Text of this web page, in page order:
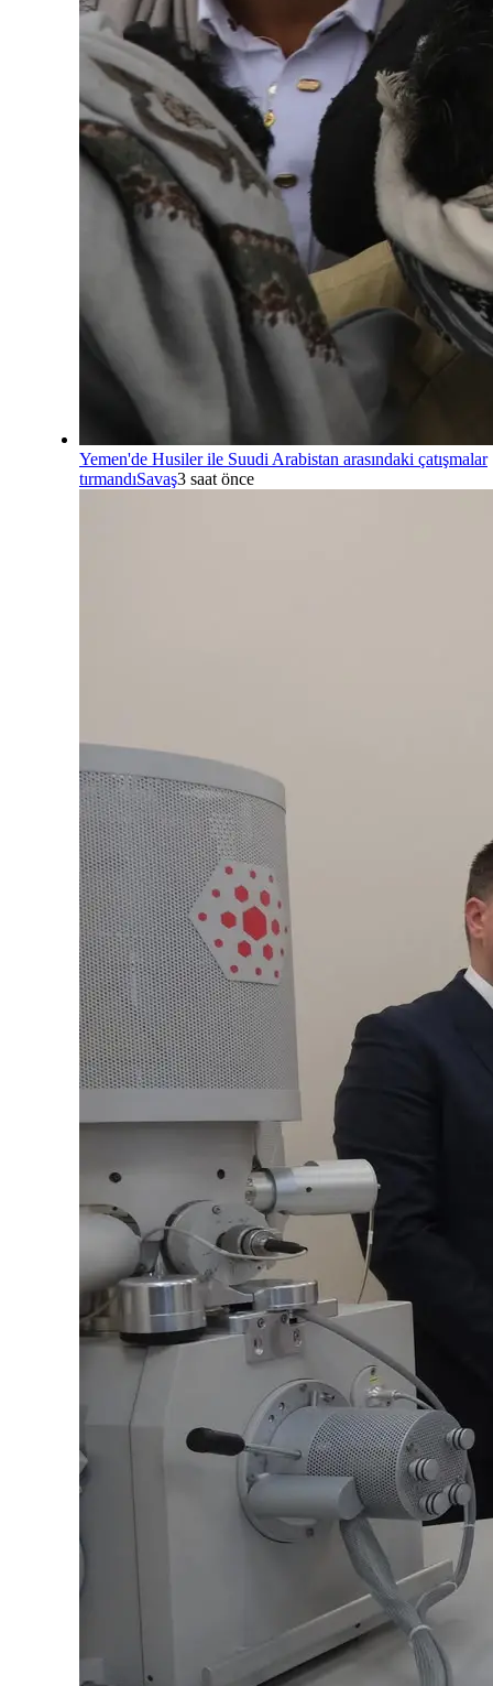
Yemen'de Husiler ile Suudi Arabistan arasındaki çatışmalar
tırmandıSavaş3 saat önce